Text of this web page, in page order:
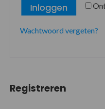
Inloggen
Wachtwoord vergeten?
Registreren